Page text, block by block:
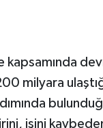
milyara
işini